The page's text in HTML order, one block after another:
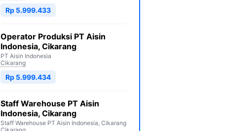
Rp 5.999.433
Operator Produksi PT Aisin
Indonesia, Cikarang
PT Aisin Indonesia
Cikarang
Rp 5.999.434
Staff Warehouse PT Aisin
Indonesia, Cikarang
Staff Warehouse PT Aisin Indonesia, Cikarang